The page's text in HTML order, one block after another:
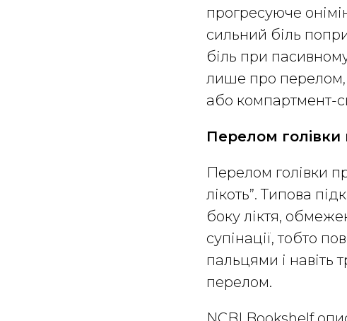
прогресуюче
сильний біль
біль при
лише про
або компартмент-
Перелом голівки
Перелом голівки
лікоть”. Типова
боку ліктя,
супінації, тобто
пальцями і навіть
перелом.